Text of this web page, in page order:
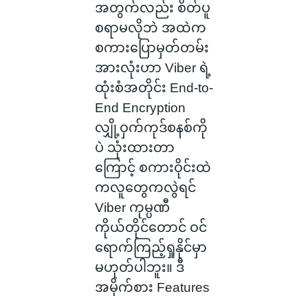
အတွက်လည်း စိတ်ပူ
စရာမလိုဘဲ အထဲက
စကားပြောမှတ်တမ်း
အားလုံးဟာ Viber ရဲ့
ထုံးစံအတိုင်း End-to-
End Encryption
လျှို့ဝှက်ကုဒ်စနစ်ကို
ပဲ သုံးထားတာ
ကြောင့် စကားဝိုင်းထဲ
ကလူတွေကလွဲရင်
Viber ကုမ္ပဏီ
ကိုယ်တိုင်တောင် ဝင်
ရောက်ကြည့်ရှုနိုင်မှာ
မဟုတ်ပါဘူး။ ဒီ
အမိုက်စား Features